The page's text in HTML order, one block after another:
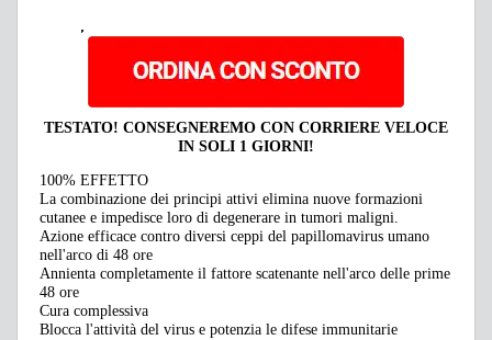
TESTATO! CONSEGNEREMO CON CORRIERE VELOCE
IN SOLI 1 GIORNI!
100% EFFETTO
La combinazione dei principi attivi elimina nuove formazioni
cutanee e impedisce loro di degenerare in tumori maligni.
Azione efficace contro diversi ceppi del papillomavirus umano
nell'arco di 48 ore
Annienta completamente il fattore scatenante nell'arco delle prime
48 ore
Cura complessiva
Blocca l'attività del virus e potenzia le difese immunitarie